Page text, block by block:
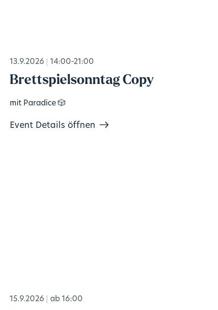
13.9.2026 14:00-21:00
Brettspielsonntag Copy
mit Paradice 🎲
Event Details öffnen
15.9.2026 ab 16:00